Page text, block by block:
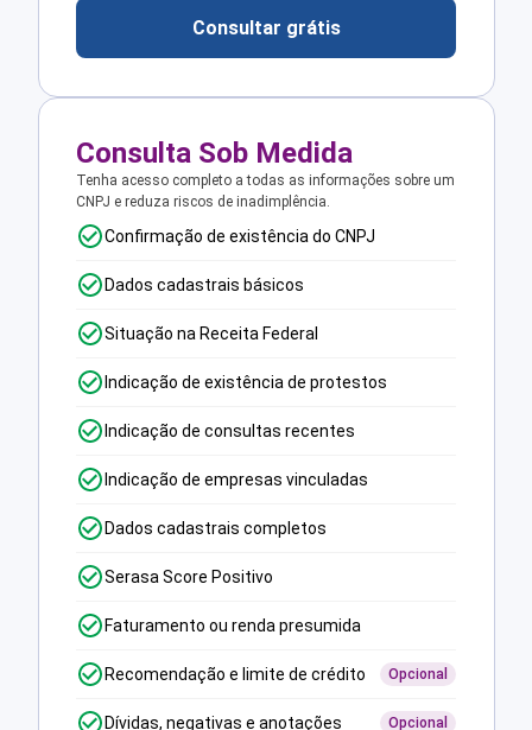
Consultar grátis
Consulta Sob Medida
Tenha acesso completo a todas as informações sobre um
CNPJ e reduza riscos de inadimplência.
Confirmação de existência do CNPJ
Dados cadastrais básicos
Situação na Receita Federal
Indicação de existência de protestos
Indicação de consultas recentes
Indicação de empresas vinculadas
Dados cadastrais completos
Serasa Score Positivo
Faturamento ou renda presumida
Recomendação e limite de crédito Opcional
Dívidas, negativas e anotações Opcional